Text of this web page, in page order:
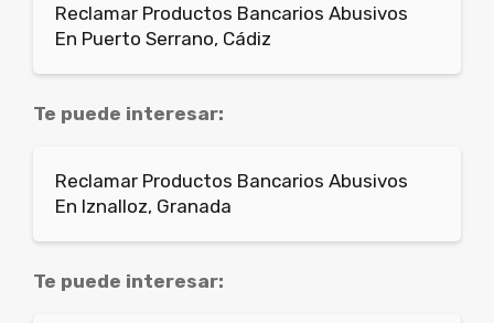
Reclamar Productos Bancarios Abusivos
En Puerto Serrano, Cádiz
Te puede interesar:
Reclamar Productos Bancarios Abusivos
En Iznalloz, Granada
Te puede interesar: